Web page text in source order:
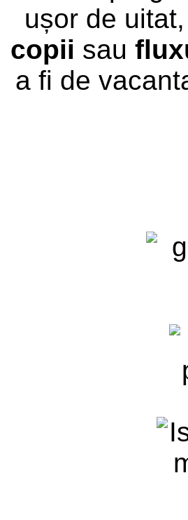
ușor de
copii sau
a fi de